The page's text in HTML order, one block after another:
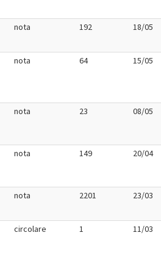
nota 192 18/05
nota 64 15/05
nota 23 08/05
nota 149 20/04
nota 2201 23/03
circolare 1 11/03